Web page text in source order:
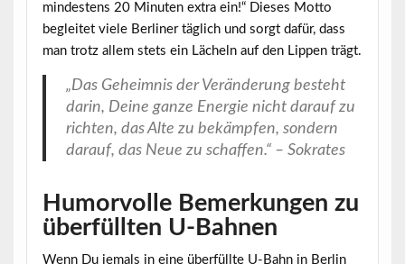
mindestens 20 Minuten extra ein!“ Dieses Motto
begleitet viele Berliner täglich und sorgt dafür, dass
man trotz allem stets ein Lächeln auf den Lippen trägt.
„Das Geheimnis der Veränderung besteht
darin, Deine ganze Energie nicht darauf zu
richten, das Alte zu bekämpfen, sondern
darauf, das Neue zu schaffen.“ – Sokrates
Humorvolle Bemerkungen zu
überfüllten U-Bahnen
Wenn Du jemals in eine überfüllte U-Bahn in Berlin